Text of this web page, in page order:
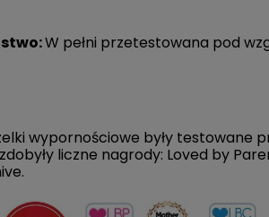
W pełni przetestowana pod
wypornościowe były testowane
liczne nagrody: Loved by